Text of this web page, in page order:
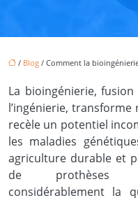
/ Blog / Comment la
La bioingénierie,
l’ingénierie,
recèle un potentiel
les maladies
agriculture durable et
de prothèses
considérablement la